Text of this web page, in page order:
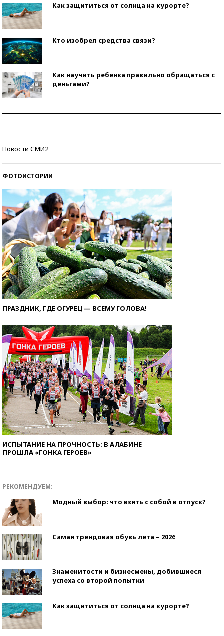
Как защититься от солнца на курорте?
Кто изобрел средства связи?
Как научить ребенка правильно обращаться с
деньгами?
Новости СМИ2
ФОТОИСТОРИИ
ПРАЗДНИК, ГДЕ ОГУРЕЦ — ВСЕМУ ГОЛОВА!
ИСПЫТАНИЕ НА ПРОЧНОСТЬ: В АЛАБИНЕ
ПРОШЛА «ГОНКА ГЕРОЕВ»
РЕКОМЕНДУЕМ:
Модный выбор: что взять с собой в отпуск?
Самая трендовая обувь лета – 2026
Знаменитости и бизнесмены, добившиеся
успеха со второй попытки
Как защититься от солнца на курорте?